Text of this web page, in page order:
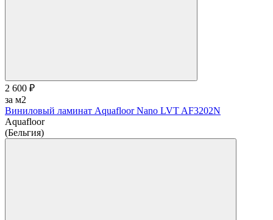
2 600 ₽
за м2
Виниловый ламинат Aquafloor Nano LVT AF3202N
Aquafloor
(Бельгия)